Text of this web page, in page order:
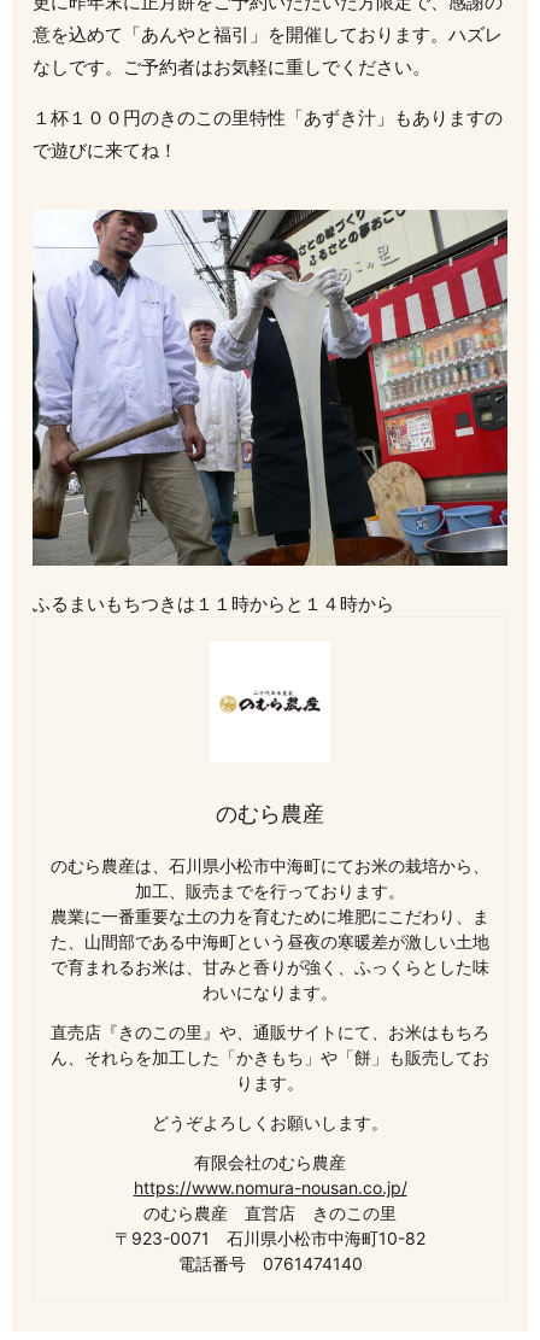
意を込めて「あんやと福引」を開催しております。ハズレ
なしです。ご予約者はお気軽に重しでください。
１杯１００円のきのこの里特性「あずき汁」もありますの
で遊びに来てね！
ふるまいもちつきは１１時からと１４時から
のむら農産
のむら農産は、石川県小松市中海町にてお米の栽培から、
加工、販売までを行っております。
農業に一番重要な土の力を育むために堆肥にこだわり、ま
た、山間部である中海町という昼夜の寒暖差が激しい土地
で育まれるお米は、甘みと香りが強く、ふっくらとした味
わいになります。
直売店『きのこの里』や、通販サイトにて、お米はもちろ
ん、それらを加工した「かきもち」や「餅」も販売してお
ります。
どうぞよろしくお願いします。
有限会社のむら農産
https://www.nomura-nousan.co.jp/
のむら農産 直営店 きのこの里
〒923-0071 石川県小松市中海町10-82
電話番号 0761474140